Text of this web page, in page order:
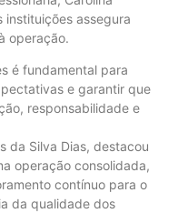
instituições assegura
operação.
é fundamental para
e garantir que
responsabilidade e
da Silva Dias, destacou
operação consolidada,
contínuo para o
da qualidade dos